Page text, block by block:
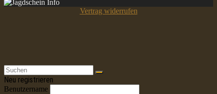
Vertrag widerrufen
Neu registrieren
Benutzername